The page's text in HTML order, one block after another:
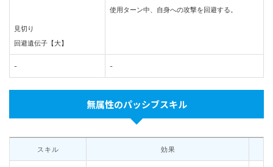
見切り
回避遺伝子【大】
使用ターン中、自身への攻撃を回避する。
- -
無属性のパッシブスキル
スキル 効果